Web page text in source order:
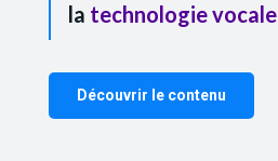
la technologie vocale
Découvrir le contenu